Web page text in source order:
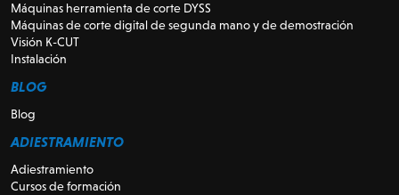
Máquinas herramienta de corte DYSS
Máquinas de corte digital de segunda mano y de demostración
Visión K-CUT
Instalación
BLOG
Blog
ADIESTRAMIENTO
Adiestramiento
Cursos de formación